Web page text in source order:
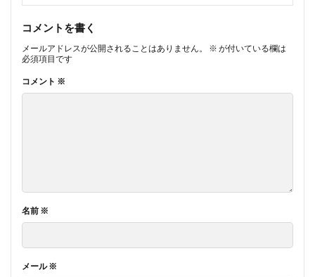
コメントを書く
メールアドレスが公開されることはありません。 ※ が付いている欄は
必須項目です
コメント ※
名前 ※
メール※